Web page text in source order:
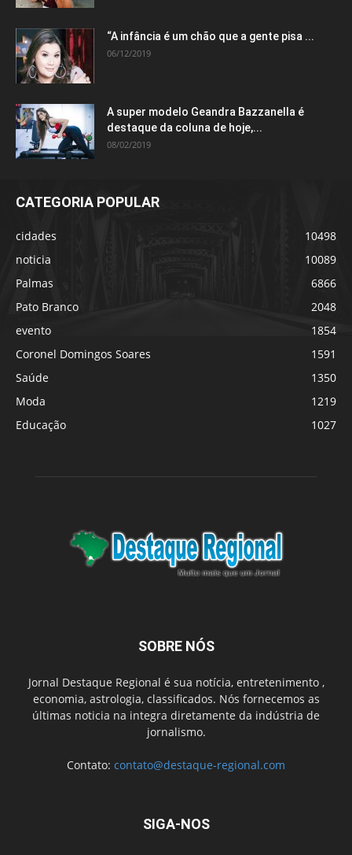
“A infância é um chão que a gente pisa ...
06/12/2019
A super modelo Geandra Bazzanella é
destaque da coluna de hoje,...
08/02/2019
CATEGORIA POPULAR
cidades
10498
noticia
10089
Palmas
6866
Pato Branco
2048
evento
1854
Coronel Domingos Soares
1591
Saúde
1350
Moda
1219
Educação
1027
SOBRE NÓS
Jornal Destaque Regional é sua notícia, entretenimento ,
economia, astrologia, classificados. Nós fornecemos as
últimas noticia na integra diretamente da indústria de
jornalismo.
Contato: contato@destaque-regional.com
SIGA-NOS